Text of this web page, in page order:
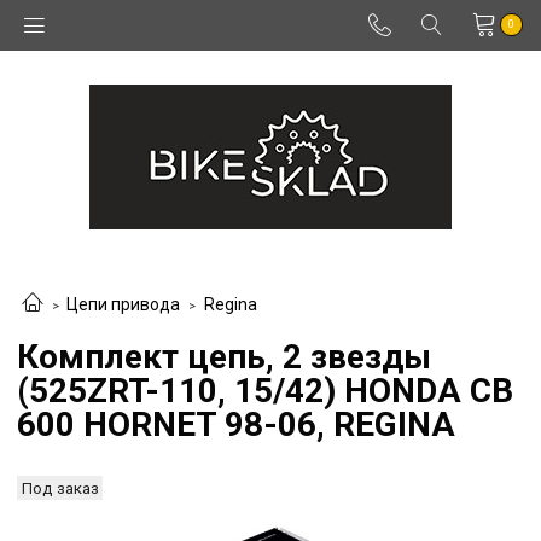
0
Цепи привода Regina
Комплект цепь, 2 звезды
(525ZRT-110, 15/42) HONDA CB
600 HORNET 98-06, REGINA
Под заказ